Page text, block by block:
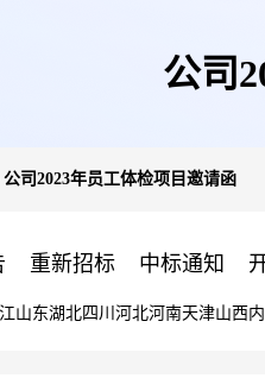
公司
公司2023年员工体检项目邀请函
重新招标 中标通知
山东湖北四川 河北河南天津山西